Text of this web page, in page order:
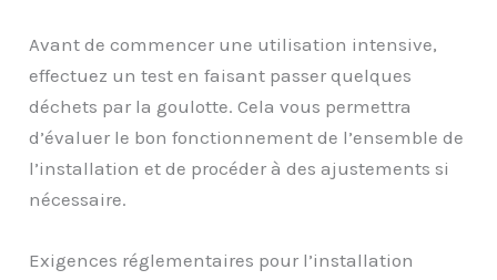
Avant de commencer une utilisation intensive,
effectuez un test en faisant passer quelques
déchets par la goulotte. Cela vous permettra
d’évaluer le bon fonctionnement de l’ensemble de
l’installation et de procéder à des ajustements si
nécessaire.
Exigences réglementaires pour l’installation